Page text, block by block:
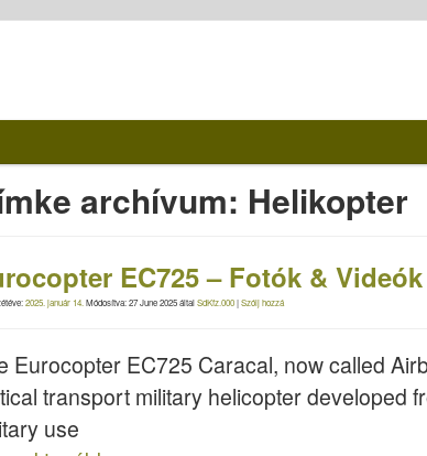
archívum: Helikopter
EC725 – Fotók & Videók
2025. január 14. Módosítva:27 June 2025általSdKfz.000|Szólj hozzá
Eurocopter EC725 Caracal, now called
transport military helicopter developed
use